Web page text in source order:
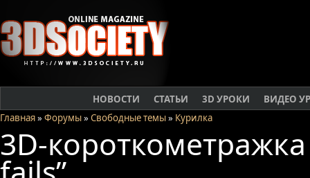
НОВОСТИ СТАТЬИ 3D УРОКИ
ВИДЕО
Главная» Форумы» Свободные темы» Курилка
3D-